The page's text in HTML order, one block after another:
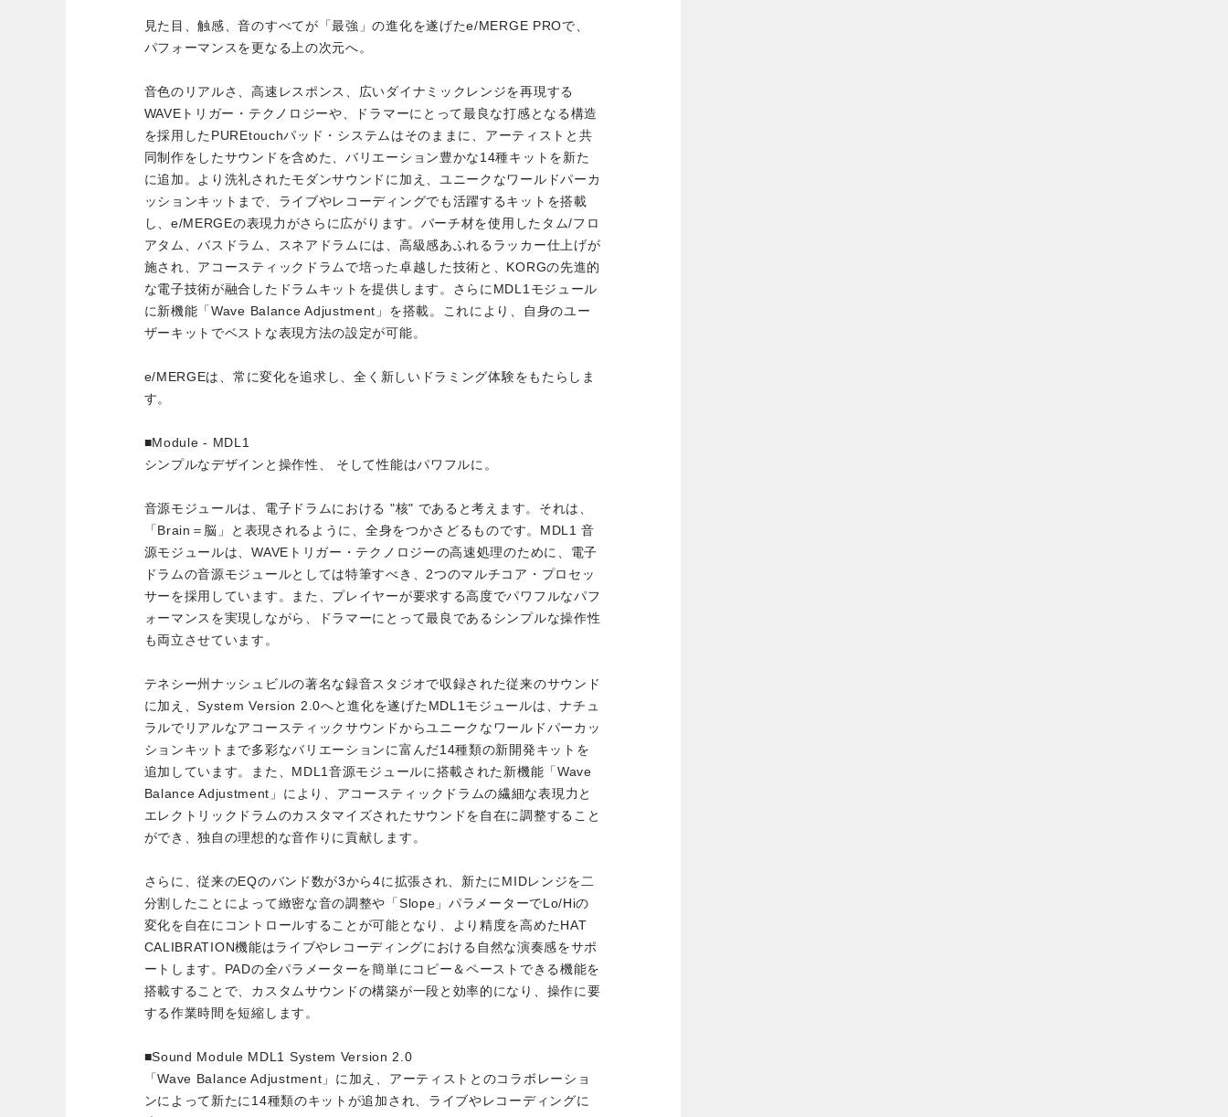
見た目、触感、音のすべてが「最強」の進化を遂げたe/MERGE PROで、
パフォーマンスを更なる上の次元へ。
音色のリアルさ、高速レスポンス、広いダイナミックレンジを再現する
WAVEトリガー・テクノロジーや、ドラマーにとって最良な打感となる構造
を採用したPUREtouchパッド・システムはそのままに、アーティストと共
同制作をしたサウンドを含めた、バリエーション豊かな14種キットを新た
に追加。より洗礼されたモダンサウンドに加え、ユニークなワールドパーカ
ッションキットまで、ライブやレコーディングでも活躍するキットを搭載
し、e/MERGEの表現力がさらに広がります。バーチ材を使用したタム/フロ
アタム、バスドラム、スネアドラムには、高級感あふれるラッカー仕上げが
施され、アコースティックドラムで培った卓越した技術と、KORGの先進的
な電子技術が融合したドラムキットを提供します。さらにMDL1モジュール
に新機能「Wave Balance Adjustment」を搭載。これにより、自身のユー
ザーキットでベストな表現方法の設定が可能。
e/MERGEは、常に変化を追求し、全く新しいドラミング体験をもたらしま
す。
■Module - MDL1
シンプルなデザインと操作性、 そして性能はパワフルに。
音源モジュールは、電子ドラムにおける "核" であると考えます。それは、
「Brain＝脳」と表現されるように、全身をつかさどるものです。MDL1 音
源モジュールは、WAVEトリガー・テクノロジーの高速処理のために、電子
ドラムの音源モジュールとしては特筆すべき、2つのマルチコア・プロセッ
サーを採用しています。また、プレイヤーが要求する高度でパワフルなパフ
ォーマンスを実現しながら、ドラマーにとって最良であるシンプルな操作性
も両立させています。
テネシー州ナッシュビルの著名な録音スタジオで収録された従来のサウンド
に加え、System Version 2.0へと進化を遂げたMDL1モジュールは、ナチュ
ラルでリアルなアコースティックサウンドからユニークなワールドパーカッ
ションキットまで多彩なバリエーションに富んだ14種類の新開発キットを
追加しています。また、MDL1音源モジュールに搭載された新機能「Wave
Balance Adjustment」により、アコースティックドラムの繊細な表現力と
エレクトリックドラムのカスタマイズされたサウンドを自在に調整すること
ができ、独自の理想的な音作りに貢献します。
さらに、従来のEQのバンド数が3から4に拡張され、新たにMIDレンジを二
分割したことによって緻密な音の調整や「Slope」パラメーターでLo/Hiの
変化を自在にコントロールすることが可能となり、より精度を高めたHAT
CALIBRATION機能はライブやレコーディングにおける自然な演奏感をサポ
ートします。PADの全パラメーターを簡単にコピー＆ペーストできる機能を
搭載することで、カスタムサウンドの構築が一段と効率的になり、操作に要
する作業時間を短縮します。
■Sound Module MDL1 System Version 2.0
「Wave Balance Adjustment」に加え、アーティストとのコラボレーショ
ンによって新たに14種類のキットが追加され、ライブやレコーディングに